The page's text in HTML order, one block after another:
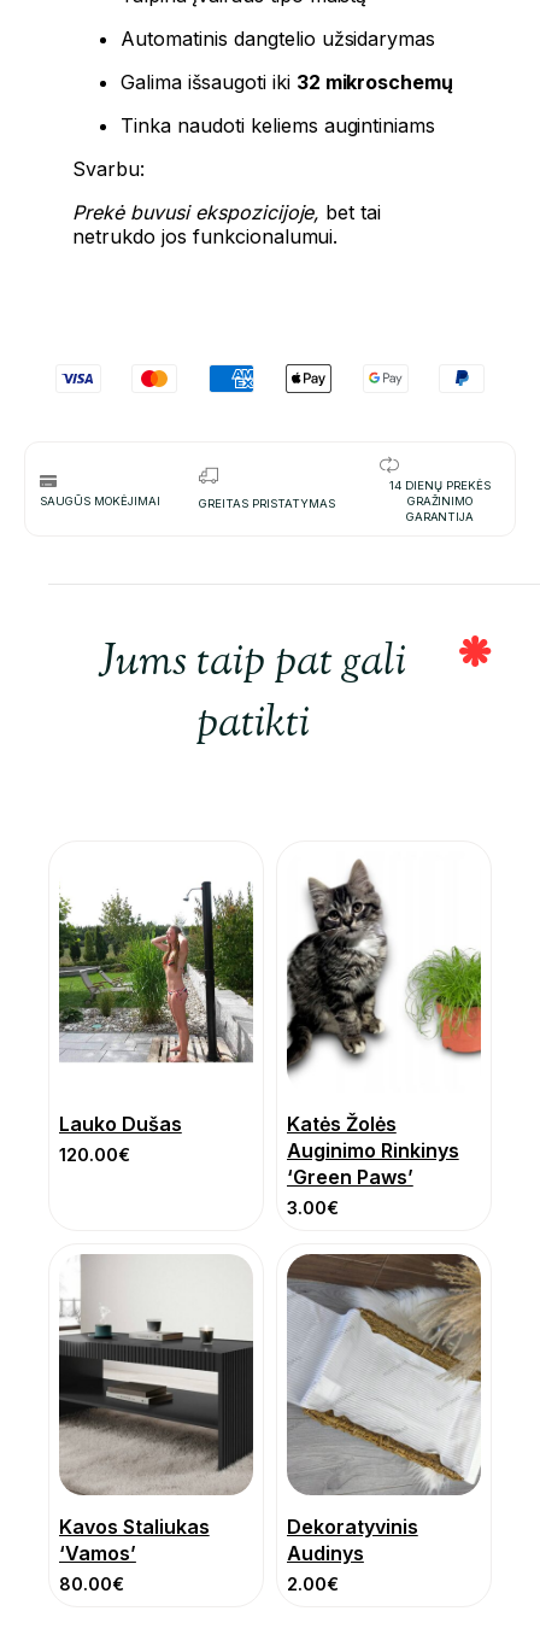
Automatinis dangtelio užsidarymas
Galima išsaugoti iki 32 mikroschemų
Tinka naudoti keliems augintiniams
Svarbu:
Prekė buvusi ekspozicijoje, bet tai
netrukdo jos funkcionalumui.
SAUGŪS MOKĖJIMAI GREITAS PRISTATYMAS
14 DIENŲ PREKĖS
GRAŽINIMO
GARANTIJA
Jums taip pat gali
patikti
Lauko Dušas
120.00€
Katės Žolės
Auginimo Rinkinys
‘Green Paws’
3.00€
Kavos Staliukas
‘Vamos’
80.00€
Dekoratyvinis
Audinys
2.00€